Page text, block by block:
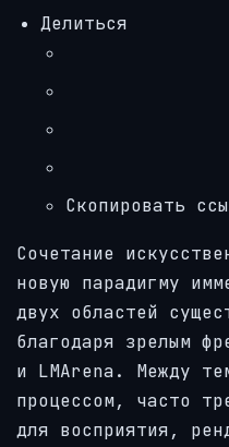
Делиться
Скопировать
Сочетание
новую парадигму
двух областей
благодаря зрелым
и LMArena. Между
процессом, часто
для восприятия,